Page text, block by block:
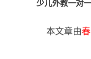
少儿外教一对一
本文章由